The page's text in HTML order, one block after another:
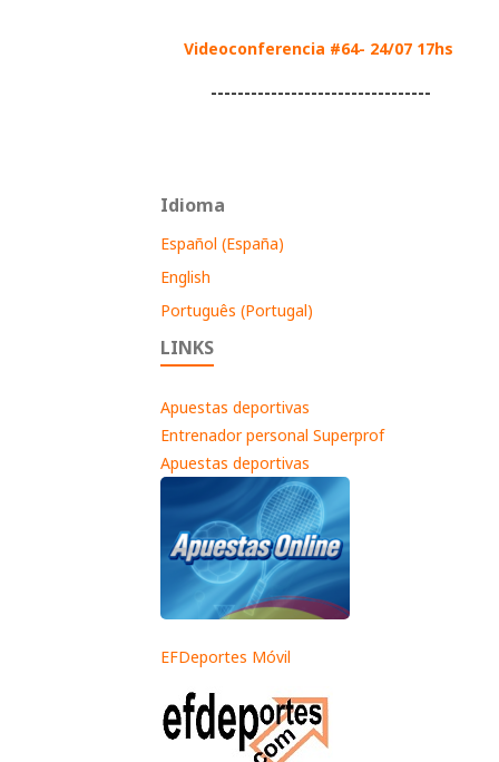
Videoconferencia #64- 24/07 17hs
---------------------------------
Idioma
Español (España)
English
Português (Portugal)
LINKS
Apuestas deportivas
Entrenador personal Superprof
Apuestas deportivas
EFDeportes Móvil